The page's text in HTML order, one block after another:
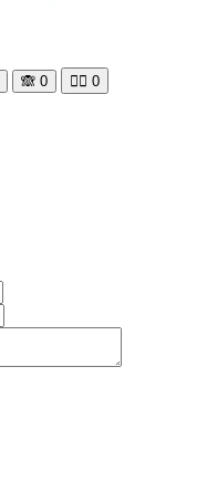
🙈 0 🧘‍♀️ 0